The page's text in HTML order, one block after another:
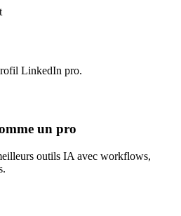
LinkedIn pro.
un pro
outils IA avec workflows,